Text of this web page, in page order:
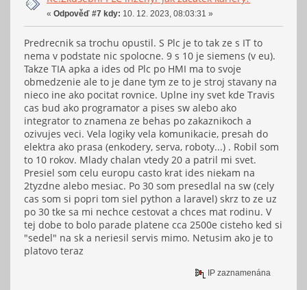
« Odpověď #7 kdy: 10. 12. 2023, 08:03:31 »
Predrecnik sa trochu opustil. S Plc je to tak ze s IT to
nema v podstate nic spolocne. 9 s 10 je siemens (v eu).
Takze TIA apka a ides od Plc po HMI ma to svoje
obmedzenie ale to je dane tym ze to je stroj stavany na
nieco ine ako pocitat rovnice. Uplne iny svet kde Travis
cas bud ako programator a pises sw alebo ako
integrator to znamena ze behas po zakaznikoch a
ozivujes veci. Vela logiky vela komunikacie, presah do
elektra ako prasa (enkodery, serva, roboty...) . Robil som
to 10 rokov. Mlady chalan vtedy 20 a patril mi svet.
Presiel som celu europu casto krat ides niekam na
2tyzdne alebo mesiac. Po 30 som presedlal na sw (cely
cas som si popri tom siel python a laravel) skrz to ze uz
po 30 tke sa mi nechce cestovat a chces mat rodinu. V
tej dobe to bolo parade platene cca 2500e cisteho ked si
"sedel" na sk a neriesil servis mimo. Netusim ako je to
platovo teraz
IP zaznamenána